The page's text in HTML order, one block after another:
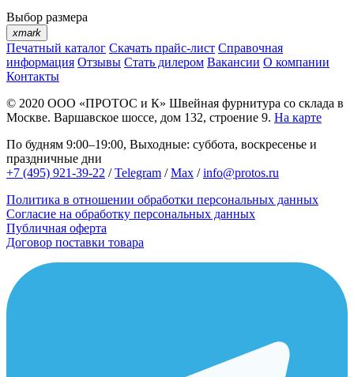
Выбор размера
xmark
Печатный каталог Скачать прайс-лист Справочная
информация Отзывы Стать дилером Вакансии О компании
Контакты
© 2020 ООО «ПРОТОС и К» Швейная фурнитура со склада в
Москве. Варшавское шоссе, дом 132, строение 9. На карте
По будням 9:00–19:00, Выходные: суббота, воскресенье и
праздничные дни
+7 (495) 921-39-22 /Telegram /Max /info@protos.ru
Политика в отношении обработки персональных данных
Согласие на обработку персональных данных
Публичная оферта
Договор поставки товара